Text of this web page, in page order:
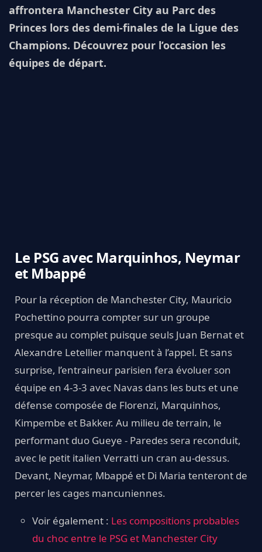
affrontera Manchester City au Parc des
Princes lors des demi-finales de la Ligue des
Champions. Découvrez pour l’occasion les
équipes de départ.
Le PSG avec Marquinhos, Neymar
et Mbappé
Pour la réception de Manchester City, Mauricio
Pochettino pourra compter sur un groupe
presque au complet puisque seuls Juan Bernat et
Alexandre Letellier manquent à l’appel. Et sans
surprise, l’entraineur parisien fera évoluer son
équipe en 4-3-3 avec Navas dans les buts et une
défense composée de Florenzi, Marquinhos,
Kimpembe et Bakker. Au milieu de terrain, le
performant duo Gueye - Paredes sera reconduit,
avec le petit italien Verratti un cran au-dessus.
Devant, Neymar, Mbappé et Di Maria tenteront de
percer les cages mancuniennes.
Voir également : Les compositions probables
du choc entre le PSG et Manchester City